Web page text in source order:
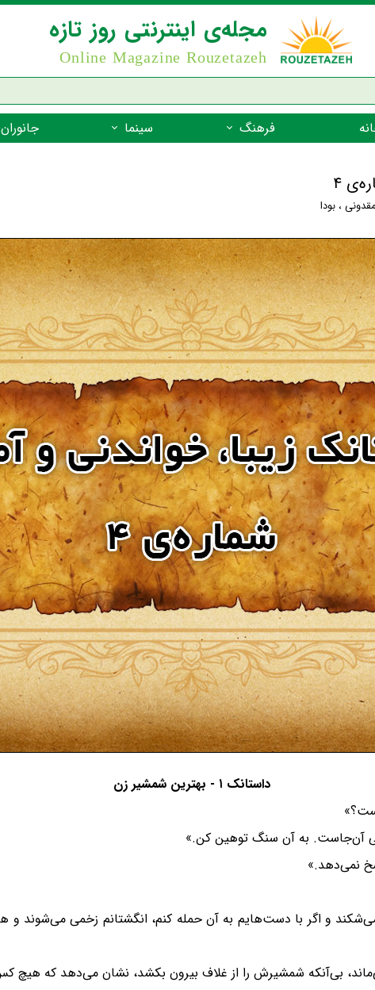
مجله‌ی اینترنتی روز تازه
Online Magazine Rouzetazeh
فرهنگ
ضرب المثل
شعر فارسی
زندگینامه‌ی بزرگان
گفتاورد
سینما جانوران
جانوران
جانوران
جانوران
، بودا
داستانک ۱ - بهترین شمشیر زن
آن‌جاست. به آن سنگ توهین کن.»
نمی‌دهد.»
و اگر با دست‌هایم به آن حمله کنم، انگشتانم زخمی می‌شوند و
بی‌آنکه شمشیرش را از غلاف بیرون بکشد، نشان می‌دهد که هیچ کس